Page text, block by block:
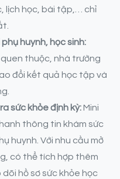
lịch học, bài tập,… chỉ
huynh, học sinh:
thuộc, nhà trường
đổi kết quả học tập và
sức khỏe định kỳ:Mini
thông tin khám sức
huynh. Với nhu cầu mở
có thể tích hợp thêm
hồ sơ sức khỏe học